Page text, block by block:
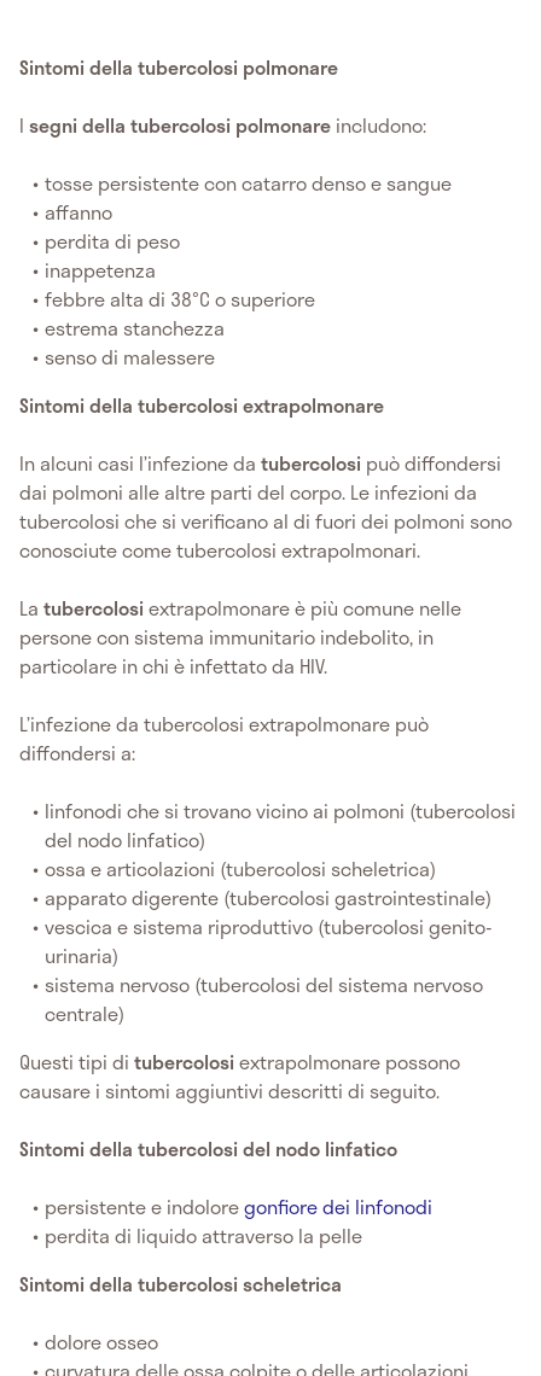
Sintomi della tubercolosi polmonare
I segni della tubercolosi polmonare includono:
tosse persistente con catarro denso e sangue
affanno
perdita di peso
inappetenza
febbre alta di 38°C o superiore
estrema stanchezza
senso di malessere
Sintomi della tubercolosi extrapolmonare
In alcuni casi l’infezione da tubercolosi può diffondersi
dai polmoni alle altre parti del corpo. Le infezioni da
tubercolosi che si verificano al di fuori dei polmoni sono
conosciute come tubercolosi extrapolmonari.
La tubercolosiextrapolmonare è più comune nelle
persone con sistema immunitario indebolito, in
particolare in chi è infettato da HIV.
L’infezione da tubercolosi extrapolmonare può
diffondersi a:
linfonodi che si trovano vicino ai polmoni (tubercolosi
del nodo linfatico)
ossa e articolazioni (tubercolosi scheletrica)
apparato digerente (tubercolosi gastrointestinale)
vescica e sistema riproduttivo (tubercolosi genito-
urinaria)
sistema nervoso (tubercolosi del sistema nervoso
centrale)
Questi tipi di tubercolosiextrapolmonare possono
causare i sintomi aggiuntivi descritti di seguito.
Sintomi della tubercolosi del nodo linfatico
persistente e indoloregonfiore dei linfonodi
perdita di liquido attraverso la pelle
Sintomi della tubercolosi scheletrica
dolore osseo